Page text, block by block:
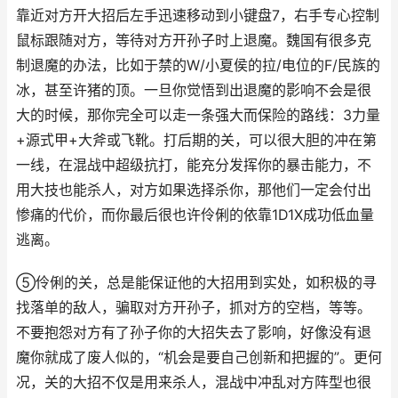
靠近对方开大招后左手迅速移动到小键盘7，右手专心控制
鼠标跟随对方，等待对方开孙子时上退魔。魏国有很多克
制退魔的办法，比如于禁的W/小夏侯的拉/电位的F/民族的
冰，甚至许猪的顶。一旦你觉悟到出退魔的影响不会是很
大的时候，那你完全可以走一条强大而保险的路线：3力量
+源式甲+大斧或飞靴。打后期的关，可以很大胆的冲在第
一线，在混战中超级抗打，能充分发挥你的暴击能力，不
用大技也能杀人，对方如果选择杀你，那他们一定会付出
惨痛的代价，而你最后很也许伶俐的依靠1D1X成功低血量
逃离。
⑤伶俐的关，总是能保证他的大招用到实处，如积极的寻
找落单的敌人，骗取对方开孙子，抓对方的空档，等等。
不要抱怨对方有了孙子你的大招失去了影响，好像没有退
魔你就成了废人似的，“机会是要自己创新和把握的”。更何
况，关的大招不仅是用来杀人，混战中冲乱对方阵型也很